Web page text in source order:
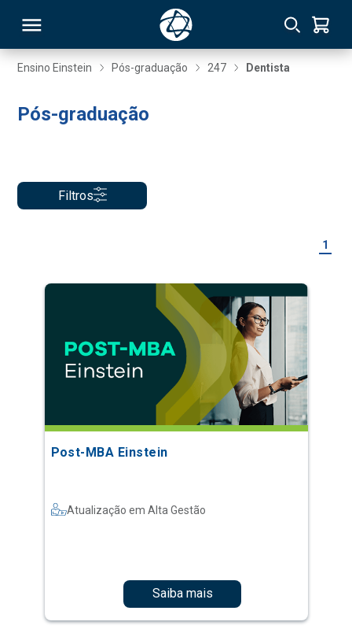
Ensino Einstein Pós-graduação 247 Dentista
Pós-graduação
Filtros
1
Post-MBA Einstein
Atualização em Alta Gestão
Saiba mais